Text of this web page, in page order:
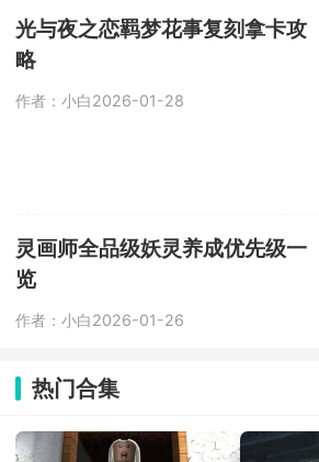
光与夜之恋羁梦花事复刻拿卡攻
略
作者：小白2026-01-28
灵画师全品级妖灵养成优先级一
览
作者：小白2026-01-26
热门合集